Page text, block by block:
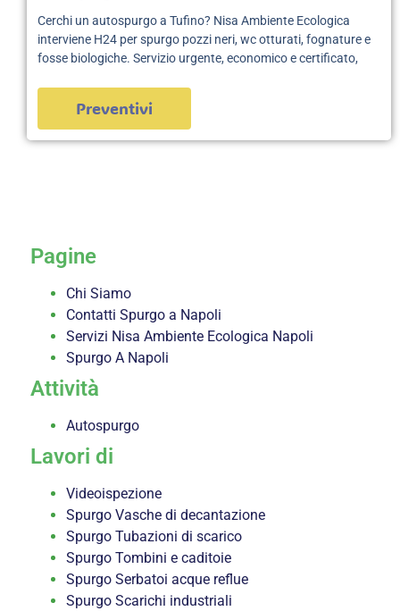
Cerchi un autospurgo a Tufino? Nisa Ambiente Ecologica
interviene H24 per spurgo pozzi neri, wc otturati, fognature e
fosse biologiche. Servizio urgente, economico e certificato,
Preventivi
Pagine
Chi Siamo
Contatti Spurgo a Napoli
Servizi Nisa Ambiente Ecologica Napoli
Spurgo A Napoli
Attività
Autospurgo
Lavori di
Videoispezione
Spurgo Vasche di decantazione
Spurgo Tubazioni di scarico
Spurgo Tombini e caditoie
Spurgo Serbatoi acque reflue
Spurgo Scarichi industriali